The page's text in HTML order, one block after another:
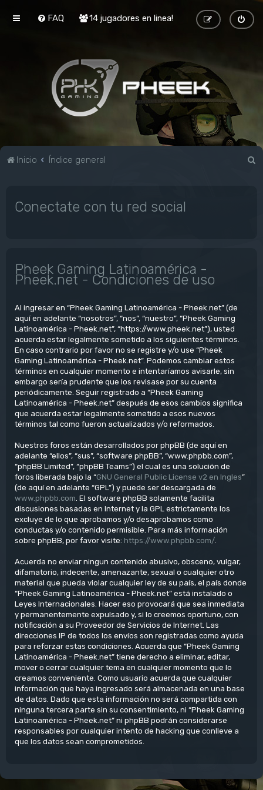
FAQ 14 jugadores en linea!
Inicio Índice general
Conectate con tu red social
Pheek Gaming Latinoamérica -
Pheek.net - Condiciones de uso
Al ingresar en “Pheek Gaming Latinoamérica - Pheek.net” (de
aquí en adelante “nosotros”, “nos”, “nuestro”, “Pheek Gaming
Latinoamérica - Pheek.net”, “https://www.pheek.net”), usted
acuerda estar legalmente sometido a los siguientes términos.
En caso contrario por favor no se registre y/o use “Pheek
Gaming Latinoamérica - Pheek.net”. Podemos cambiar estos
términos en cualquier momento e intentaríamos avisarle, sin
embargo sería prudente que los revisase por su cuenta
periódicamente. Seguir registrado a “Pheek Gaming
Latinoamérica - Pheek.net” después de esos cambios significa
que acuerda estar legalmente sometido a esos nuevos
términos tal como fueron actualizados y/o reformados.
Nuestros foros están desarrollados por phpBB (de aquí en
adelante “ellos”, “sus”, “software phpBB”, “www.phpbb.com”,
“phpBB Limited”, “phpBB Teams”) el cual es una solución de
foros liberada bajo la “GNU General Public License v2 en Ingles”
(de aquí en adelante “GPL”) y puede ser descargada de
www.phpbb.com . El software phpBB solamente facilita
discusiones basadas en Internet y la GPL estrictamente los
excluye de lo que aprobamos y/o desaprobamos como
conductas y/o contenido permisible. Para más información
sobre phpBB, por favor visite: https://www.phpbb.com/
Acuerda no enviar ningun contenido abusivo, obsceno, vulgar,
difamatorio, indecente, amenazante, sexual o cualquier otro
material que pueda violar cualquier ley de su país, el país donde
“Pheek Gaming Latinoamérica - Pheek.net” está instalado o
Leyes Internacionales. Hacer eso provocará que sea inmediata
y permanentemente expulsado y, si lo creemos oportuno, con
notificación a su Proveedor de Servicios de Internet. Las
direcciones IP de todos los envíos son registradas como ayuda
para reforzar estas condiciones. Acuerda que “Pheek Gaming
Latinoamérica - Pheek.net” tiene derecho a eliminar, editar,
mover o cerrar cualquier tema en cualquier momento que lo
creamos conveniente. Como usuario acuerda que cualquier
información que haya ingresado será almacenada en una base
de datos. Dado que esta información no será compartida con
ninguna tercera parte sin su consentimiento, ni “Pheek Gaming
Latinoamérica - Pheek.net” ni phpBB podrán considerarse
responsables por cualquier intento de hacking que conlleve a
que los datos sean comprometidos.